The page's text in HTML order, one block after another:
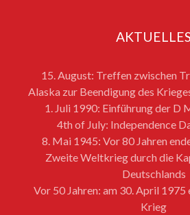
AKTUELLES
15. August: Treffen zwischen
Alaska zur Beendigung des
1. Juli 1990: Einführung der D
4th of July: Independence
8. Mai 1945: Vor 80 Jahren
Zweite Weltkrieg durch die
Deutschlands
Vor 50 Jahren: am 30. April
Krieg